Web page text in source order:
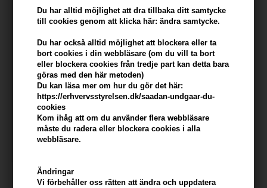
Du har alltid möjlighet att dra tillbaka ditt samtycke
till cookies genom att klicka här: ändra samtycke.
Du har också alltid möjlighet att blockera eller ta
bort cookies i din webbläsare (om du vill ta bort
eller blockera cookies från tredje part kan detta bara
göras med den här metoden)
Du kan läsa mer om hur du gör det här:
https://erhvervsstyrelsen.dk/saadan-undgaar-du-
cookies
Kom ihåg att om du använder flera webbläsare
måste du radera eller blockera cookies i alla
webbläsare.
Ändringar
Vi förbehåller oss rätten att ändra och uppdatera
ASP Mode Airloader Ultra
Strong Hairspray 600ml
Ej i lager